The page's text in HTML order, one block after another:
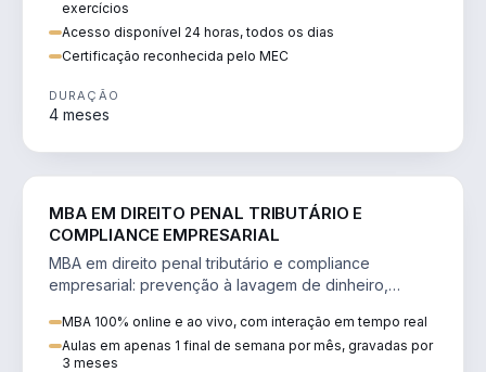
exercícios
Acesso disponível 24 horas, todos os dias
Certificação reconhecida pelo MEC
DURAÇÃO
4 meses
MBA EM DIREITO PENAL TRIBUTÁRIO E
COMPLIANCE EMPRESARIAL
MBA em direito penal tributário e compliance
empresarial: prevenção à lavagem de dinheiro,
MBA 100% online e ao vivo, com interação em tempo real
Aulas em apenas 1 final de semana por mês, gravadas por
3 meses